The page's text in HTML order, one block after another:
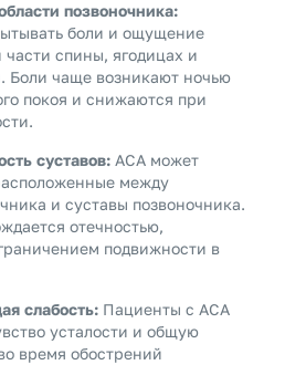
позвоночника:
боли и ощущение
спины, ягодицах и
Боли чаще возникают ночью
покоя и снижаются при
суставов: АСА может
между
и суставы позвоночника.
отечностью,
подвижности в
слабость: Пациенты с АСА
усталости и общую
время обострений